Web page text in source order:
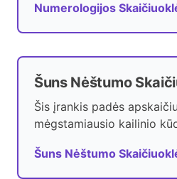
Numerologijos
Šuns Nėštumo
Šis įrankis padės
mėgstamiausio kailinio
Šuns Nėštumo